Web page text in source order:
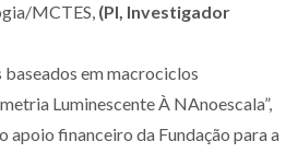
MCTES, (PI, Investigador
baseados em macrociclos
Luminescente À NAnoescala”,
apoio financeiro da Fundação para a